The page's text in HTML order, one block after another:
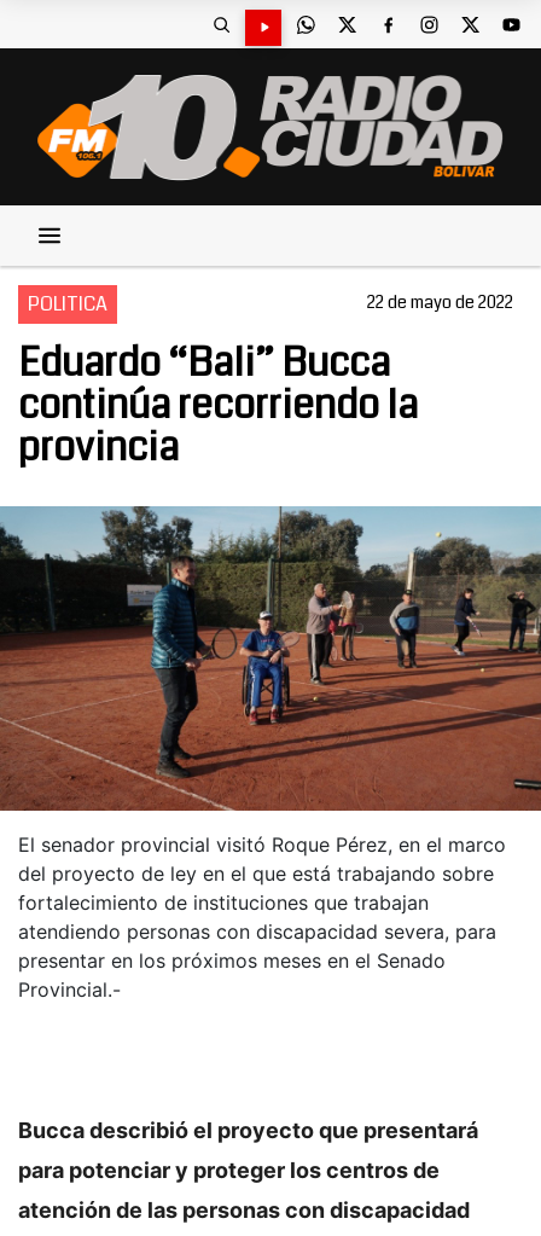
POLITICA 22 de mayo de 2022
Eduardo “Bali” Bucca
continúa recorriendo la
provincia
El senador provincial visitó Roque Pérez, en el marco
del proyecto de ley en el que está trabajando sobre
fortalecimiento de instituciones que trabajan
atendiendo personas con discapacidad severa, para
presentar en los próximos meses en el Senado
Provincial.-
Bucca describió el proyecto que presentará
para potenciar y proteger los centros de
atención de las personas con discapacidad